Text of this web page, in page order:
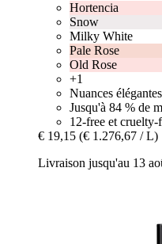
Hortencia
Snow
Milky White
Pale Rose
Old Rose
+1
Nuances élégantes
Jusqu'à 84 % de
12-free et cruelty-
€ 19,15 (€ 1.276,67 / L)
Livraison jusqu'au 13